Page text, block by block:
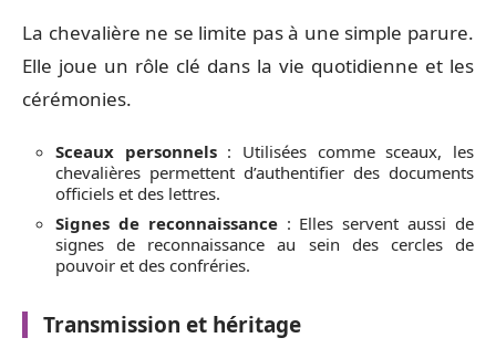
La chevalière ne se limite pas à une simple parure.
Elle joue un rôle clé dans la vie quotidienne et les
cérémonies.
Sceaux personnels: Utilisées comme sceaux, les
chevalières permettent d’authentifier des documents
officiels et des lettres.
Signes de reconnaissance: Elles servent aussi de
signes de reconnaissance au sein des cercles de
pouvoir et des confréries.
Transmission et héritage